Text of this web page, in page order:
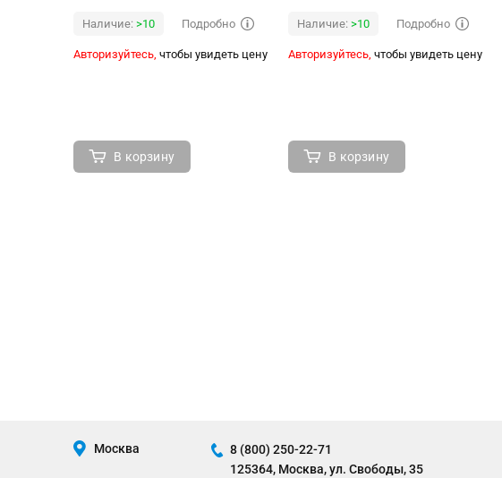
Наличие: >10 Подробно
Авторизуйтесь, чтобы увидеть цену
В корзину
Наличие: >10 Подробно
Авторизуйтесь, чтобы увидеть цену
В корзину
Москва
8 (800) 250-22-71
125364, Москва, ул. Свободы, 35